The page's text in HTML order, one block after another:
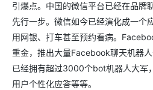
引爆点。中国的微信平台已经在品牌
先行一步。微信如今已经演化成一个
用网银、打车甚至预约看病。
重金，推出大量Facebook聊天机器
已经拥有超过3000个bot机器人大军
用户个性化应答等等。